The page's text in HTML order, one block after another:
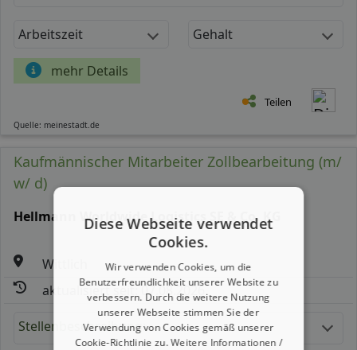
Arbeitszeit Gehalt
mehr Details
Teilen
Quelle: meinestadt.de
Kaufmännischer Mitarbeiter Zollbearbeitung (m/
w/ d)
Hellmann Worldwide Logistics SE & Co. KG
Wittlich
aktualisiert seit: 07.08.2026
Stellenbeschreibung:
Diese Webseite verwendet
Cookies.
Wir verwenden Cookies, um die
Benutzerfreundlichkeit unserer Website zu
verbessern. Durch die weitere Nutzung
unserer Webseite stimmen Sie der
Verwendung von Cookies gemäß unserer
Cookie-Richtlinie zu.Weitere Informationen /